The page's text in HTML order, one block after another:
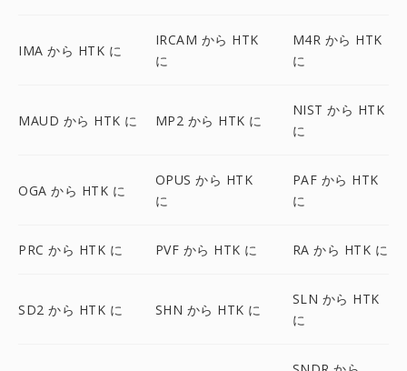
IMA から HTK に
IRCAM から HTK
に
M4R から HTK
に
MAUD から HTK に MP2 から HTK に
NIST から HTK
に
OGA から HTK に
OPUS から HTK
に
PAF から HTK
に
PRC から HTK に PVF から HTK に RA から HTK に
SD2 から HTK に SHN から HTK に
SLN から HTK
に